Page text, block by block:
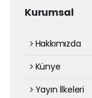
Kurumsal
Hakkımızda
Künye
Yayın İlkeleri